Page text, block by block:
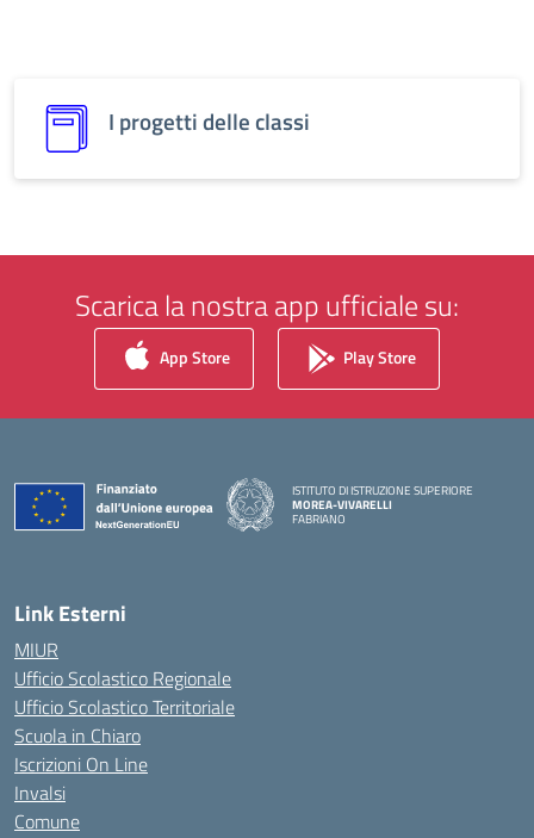
I progetti delle classi
Scarica la nostra app ufficiale su:
App Store Play Store
ISTITUTO DI ISTRUZIONE SUPERIORE
MOREA-VIVARELLI
FABRIANO
Link Esterni
MIUR
Ufficio Scolastico Regionale
Ufficio Scolastico Territoriale
Scuola in Chiaro
Iscrizioni On Line
Invalsi
Comune